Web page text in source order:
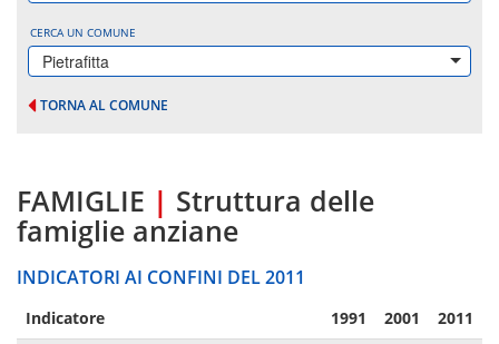
CERCA UN COMUNE
Pietrafitta
TORNA AL COMUNE
FAMIGLIE | Struttura delle
famiglie anziane
INDICATORI AI CONFINI DEL 2011
Indicatore 1991 2001 2011